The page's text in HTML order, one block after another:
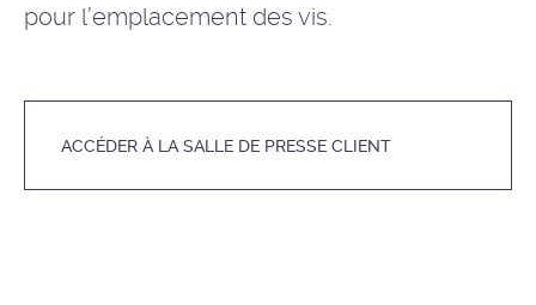
pour l’emplacement des vis.
ACCÉDER À LA SALLE DE PRESSE CLIENT